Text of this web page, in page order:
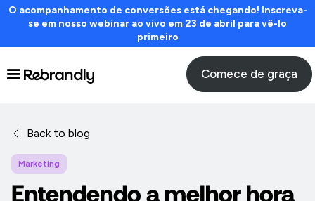
O acompanhamento de conversões está chegando! Inscreva-
se em nosso webinar ao vivo em 23 de abril para vê-lo
primeiro
Comece de graça
Back to blog
Marketing
Entendendo a melhor hora